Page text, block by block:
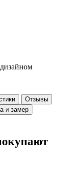
Отзывы
и замер